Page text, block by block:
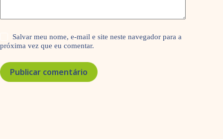
Salvar meu nome, e-mail e site neste navegador para a
próxima vez que eu comentar.
Publicar comentário